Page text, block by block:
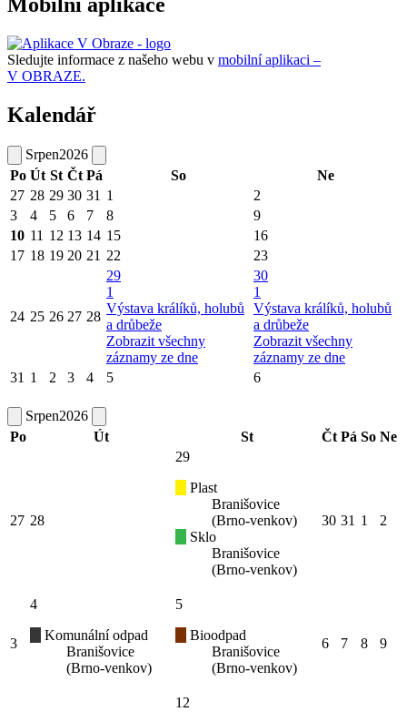
Mobilní aplikace
Sledujte informace z našeho webu v mobilní aplikaci –
V OBRAZE.
Kalendář
Srpen2026
Po Út St Čt Pá So
Ne
27 28 29 30 31 1
2
3
4 5 6 7 8
9
10 11 12 13 14 15
16
17 18 19 20 21 22 23
24 25 26 27 28
29
1
Výstava králíků, holubů
a drůbeže
Zobrazit všechny
záznamy ze dne
30
1
Výstava králíků, holubů
a drůbeže
Zobrazit všechny
záznamy ze dne
31 1 2 3 4 5 6
Srpen2026
Po
Út St Čt Pá So Ne
27 28
29
Plast
Branišovice
(Brno-venkov)
Sklo
Branišovice
(Brno-venkov)
30 31 1 2
3
4
Komunální odpad
Branišovice
(Brno-venkov)
5
Bioodpad
Branišovice
(Brno-venkov)
6 7 8 9
12